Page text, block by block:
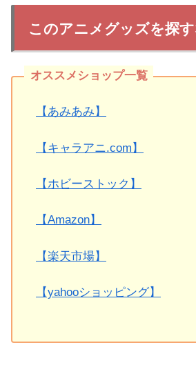
このアニメグッズを探す
【あみあみ】
【キャラアニ.com】
【ホビーストック】
【Amazon】
【楽天市場】
【yahooショッピング】